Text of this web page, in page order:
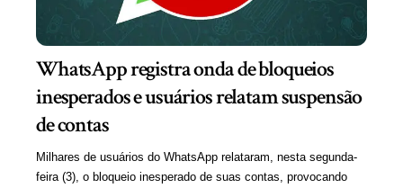
WhatsApp registra onda de bloqueios
inesperados e usuários relatam suspensão
de contas
Milhares de usuários do WhatsApp relataram, nesta segunda-
feira (3), o bloqueio inesperado de suas contas, provocando